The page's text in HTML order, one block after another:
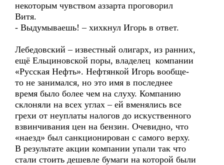
некоторым чувством аззарта проговорил
Витя.
- Выдумываешь! – хихкнул Игорь в ответ.
Лебедовский – известный олигарх, из ранних,
ещё Ельциновской поры, владелец компании
«Русская Нефть». Нефтянкой Игорь вообще-
то не занимался, но это имя в последнее
время было более чем на слуху. Компанию
склоняли на всех углах – ей вменялись все
грехи от неуплаты налогов до искуственного
взвинчивания цен на бензин. Очевидно, что
«наезд» был санкционирован с самого верху.
В результате акции компании упали так что
стали стоить дешевле бумаги на которой были